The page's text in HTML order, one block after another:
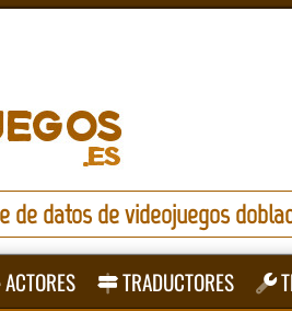
de datos de videojuegos
ACTORES TRADUCTORES